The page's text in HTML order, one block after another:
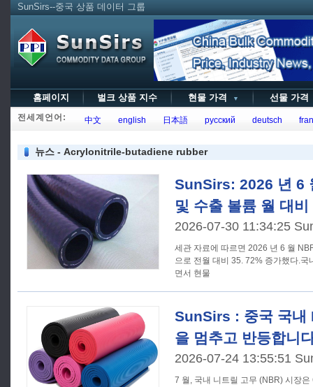
SunSirs--중국 상품 데이터 그룹
홈페이지 벌크 상품 지수 현물 가격 ▼ 선물 가
전세계언어: 中文 english 日本語 русский deutsch
뉴스 - Acrylonitrile-butadiene rubber
SunSirs: 2026 년 6
및 수출 볼륨 월 대
2026-07-30 11:34:25
세관 자료에 따르면 2026 년 6 월
으로 전월 대비 35. 72% 증가했다.
면서 현물
SunSirs : 중국 국내
을 멈추고 반등합니
2026-07-24 13:55:51
7 월, 국내 니트릴 고무 (NBR) 시장